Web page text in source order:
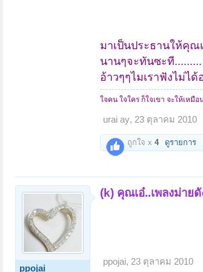
มาเป็นประธานให้คุณ
นานๆจะทันซะที.........
อ้าวๆๆไมเราฟังไม่ไ
ใจคน ใจใคร ก็ใจเขา จะให้เหมือ
urai ay, 23 ตุลาคม 2010
ถูกใจ x 4 ดูรายการ
ppojai
(k) คุณเอ๋..เพลงม่าย
ppojai, 23 ตุลาคม 2010